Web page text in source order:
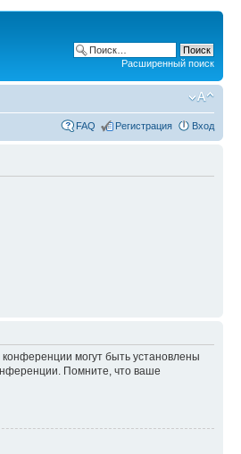
Расширенный поиск
FAQ Регистрация Вход
могут быть установлены
Помните, что ваше